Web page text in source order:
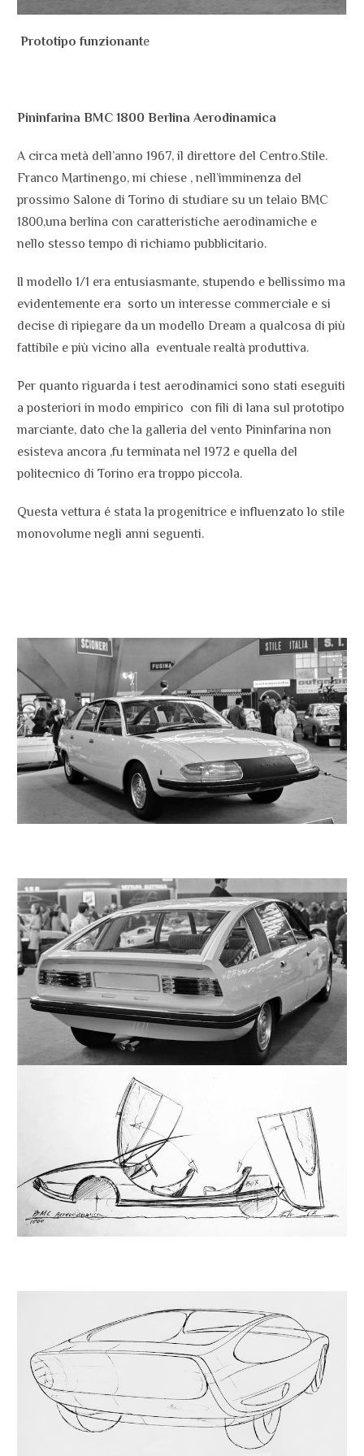
Prototipo funzionante
Pininfarina BMC 1800 Berlina Aerodinamica
A circa metà dell’anno 1967, il direttore del Centro.Stile.
Franco Martinengo, mi chiese , nell’imminenza del
prossimo Salone di Torino di studiare su un telaio BMC
1800,una berlina con caratteristiche aerodinamiche e
nello stesso tempo di richiamo pubblicitario.
Il modello 1/1 era entusiasmante, stupendo e bellissimo ma
evidentemente era sorto un interesse commerciale e si
decise di ripiegare da un modello Dream a qualcosa di più
fattibile e più vicino alla eventuale realtà produttiva.
Per quanto riguarda i test aerodinamici sono stati eseguiti
a posteriori in modo empirico con fili di lana sul prototipo
marciante, dato che la galleria del vento Pininfarina non
esisteva ancora ,fu terminata nel 1972 e quella del
politecnico di Torino era troppo piccola.
Questa vettura é stata la progenitrice e influenzato lo stile
monovolume negli anni seguenti.